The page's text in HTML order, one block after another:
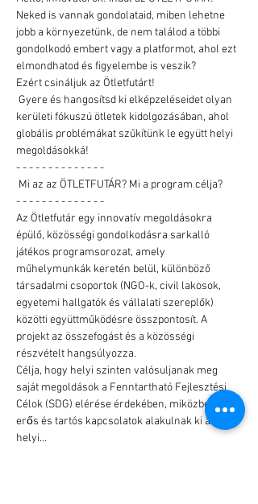
Neked is vannak gondolataid, miben lehetne
jobb a környezetünk, de nem találod a többi
gondolkodó embert vagy a platformot, ahol ezt
elmondhatod és figyelembe is veszik?
Ezért csináljuk az Ötletfutárt!
kerületi fókuszú ötletek kidolgozásában, ahol
globális problémákat szűkítünk le együtt helyi
megoldásokká!
- - - - - - - - - - - - - -
- - - - - - - - - - - - - -
Az Ötletfutár egy innovatív megoldásokra
épülő, közösségi gondolkodásra sarkalló
játékos programsorozat, amely
műhelymunkák keretén belül, különböző
társadalmi csoportok (NGO-k, civil lakosok,
egyetemi hallgatók és vállalati szereplők)
közötti együttműködésre összpontosít. A
projekt az összefogást és a közösségi
részvételt hangsúlyozza.
Célja, hogy helyi szinten valósuljanak meg
saját megoldások a Fenntartható Fejlesztési
Célok (SDG) elérése érdekében, miközben
erős és tartós kapcsolatok alakulnak ki a
helyi…